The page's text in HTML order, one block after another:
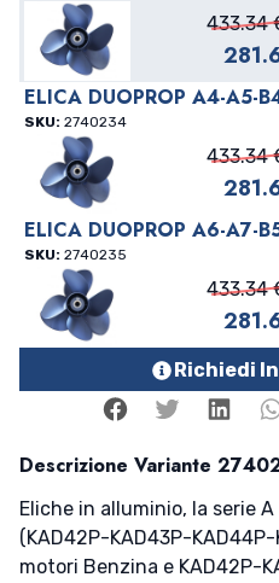
433.34
ELICA DUOPROP A4-A5-
SKU: 2740234
433.34
ELICA DUOPROP A6-A7-
SKU: 2740235
433.34
Richiedi
FacebookTwitter
Descrizione Variante
Eliche in alluminio, la serie
(KAD42P-KAD43P-
motori Benzina e KAD42P-